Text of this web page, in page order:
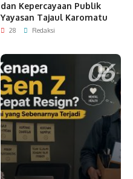
dan Kepercayaan Publik
Yayasan Tajaul Karomatu
28 Redaksi